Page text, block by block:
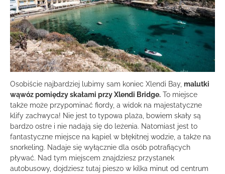
Osobiście najbardziej lubimy sam koniec Xlendi Bay, malutki
wąwóz pomiędzy skałami przy Xlendi Bridge. To miejsce
także może przypominać fiordy, a widok na majestatyczne
klify zachwyca! Nie jest to typowa plaża, bowiem skały są
bardzo ostre i nie nadają się do leżenia. Natomiast jest to
fantastyczne miejsce na kąpiel w błękitnej wodzie, a także na
snorkeling. Nadaje się wyłącznie dla osób potrafiących
pływać. Nad tym miejscem znajdziesz przystanek
autobusowy, dojdziesz tutaj pieszo w kilka minut od centrum